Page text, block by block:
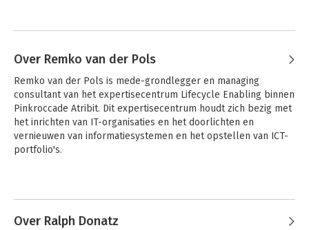
Over Remko van der Pols
Remko van der Pols is mede-grondlegger en managing
consultant van het expertisecentrum Lifecycle Enabling binnen
Pinkroccade Atribit. Dit expertisecentrum houdt zich bezig met
het inrichten van IT-organisaties en het doorlichten en
vernieuwen van informatiesystemen en het opstellen van ICT-
portfolio's.
jaarboek over functioneel en applicatiebeheer en
Over Ralph Donatz